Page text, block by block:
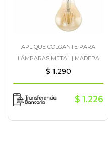
APLIQUE COLGANTE PARA
LÁMPARAS METAL | MADERA
$ 1.290
$ 1.226